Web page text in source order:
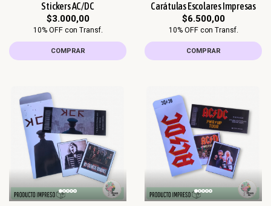
Stickers AC/DC
$3.000,00
10% OFF con Transf.
COMPRAR
Carátulas Escolares Impresas
$6.500,00
10% OFF con Transf.
COMPRAR